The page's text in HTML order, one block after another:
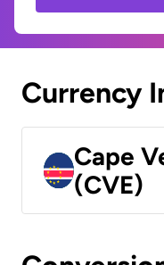
Currency
Cape
(CVE)